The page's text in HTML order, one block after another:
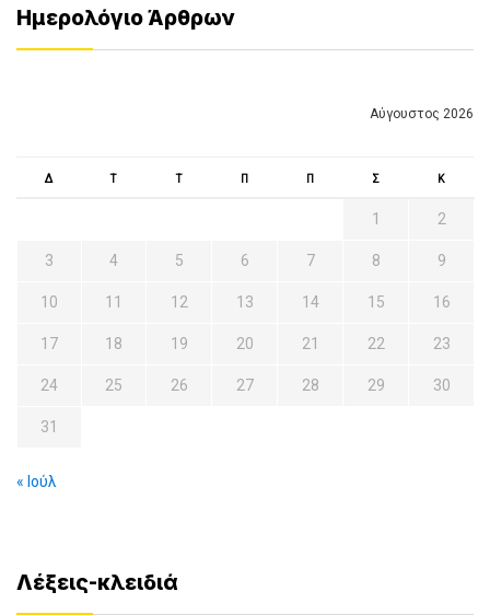
Ημερολόγιο Άρθρων
Αύγουστος 2026
Δ Τ Τ Π Π Σ Κ
1 2
3 4 5 6 7 8 9
10 11 12 13 14 15 16
17 18 19 20 21 22 23
24 25 26 27 28 29 30
31
« Ιούλ
Λέξεις-κλειδιά